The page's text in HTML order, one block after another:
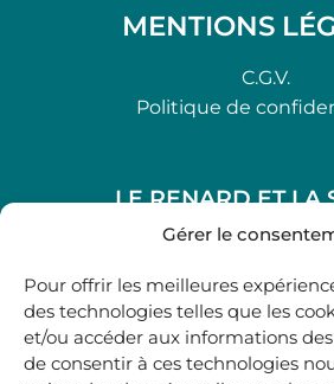
Gérer le
Pour offrir les meilleures
des technologies telles que les
et/ou accéder aux informations
de consentir à ces technologies
MENTIONS
C.G.V.
Politique de
LE RENARD ET LA
48, rue Maubec
05 40 41 37
.
MARDI AU